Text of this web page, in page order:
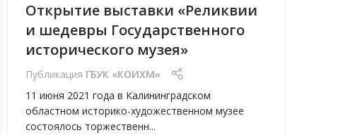
Открытие выставки «Реликвии
и шедевры Государственного
исторического музея»
Публикация ГБУК «КОИХМ»
11 июня 2021 года в Калининградском
областном историко-художественном музее
состоялось торжественн...